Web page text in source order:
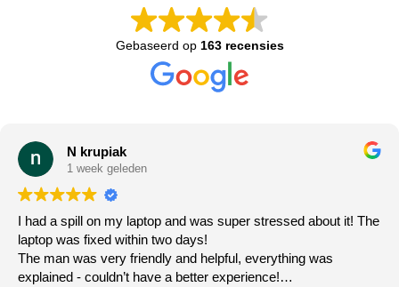
Gebaseerd op 163 recensies
N krupiak
1 week geleden
I had a spill on my laptop and was super stressed about it! The
laptop was fixed within two days!
The man was very friendly and helpful, everything was
explained - couldn’t have a better experience!